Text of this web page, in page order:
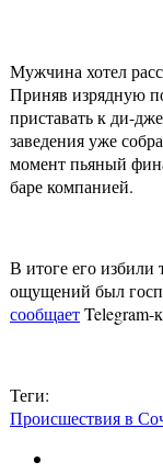
Мужчина хотел
Приняв изрядную
приставать к ди-
заведения уже
момент пьяный
баре компанией.
В итоге его
ощущений был
сообщаетTelegram-
Теги:
Происшествия в